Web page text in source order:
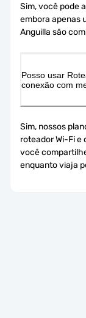
Sim, você pode
embora apenas
Anguilla são
Posso usar
conexão com
Sim, nossos
roteador Wi-Fi
você
enquanto viaja